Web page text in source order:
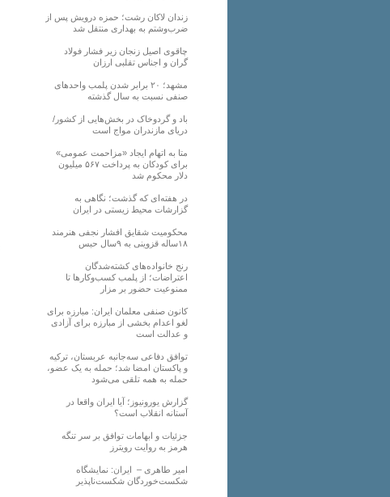
زندان لاکان رشت؛ حمزه درویش پس از
ضرب‌وشتم به بهداری منتقل شد
چاقوی اصیل زنجان زیر فشار فولاد
گران و اجناس تقلبی ارزان
مشهد؛ ۲۰ برابر شدن پلمب واحدهای
صنفی نسبت به سال گذشته
باد و گردوخاک در بخش‌هایی از کشور/
دریای مازندران مواج است
متا به اتهام ایجاد «مزاحمت عمومی»
برای کودکان به پرداخت ۵۶۷ میلیون
دلار محکوم شد
در هفته‌ای که گذشت؛ نگاهی به
گزارشات محیط زیستی در ایران
محکومیت شقایق افشار نجفی هنرمند
۱۸ساله قزوینی به ۹سال حبس
رنج خانواده‌های کشته‌شدگان
اعتراضات؛ از پلمب کسب‌وکارها تا
ممنوعیت حضور بر مزار
کانون صنفی معلمان ایران: مبارزه برای
لغو اعدام بخشی از مبارزه برای آزادی
و عدالت است
توافق دفاعی سه‌جانبه عربستان، ترکیه
و پاکستان امضا شد؛ حمله به یک عضو،
حمله به همه تلقی می‌شود
گزارش یورونیوز؛ آیا ایران واقعا در
آستانه انقلاب است؟
جزئیات و ابهامات توافق بر سر تنگه
هرمز به روایت رویترز
امیر طاهری – ایران: نمایشگاه
شکست‌خوردگان شکست‌ناپذیر